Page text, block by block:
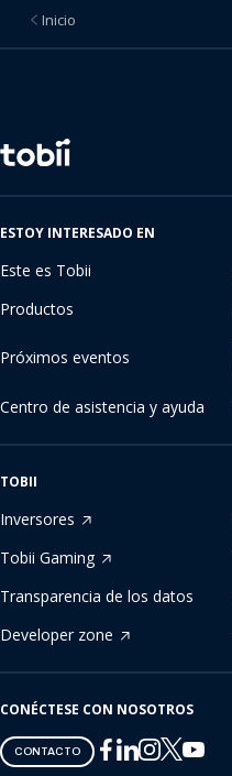
Inicio
Cambiar
de
idioma
ESTOY INTERESADO EN
Este es Tobii
Productos
Próximos eventos
Centro de asistencia y ayuda
TOBII
Inversores
Tobii Gaming
Transparencia de los datos
Developer zone
CONÉCTESE CON NOSOTROS
CONTACTO
Tobii
on
Tobii
on
Tobii
on
Tobii
on
Tobii
on